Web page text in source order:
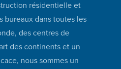
résidentielle et
bureaux dans toutes les
des centres de
des continents et un
nous sommes un